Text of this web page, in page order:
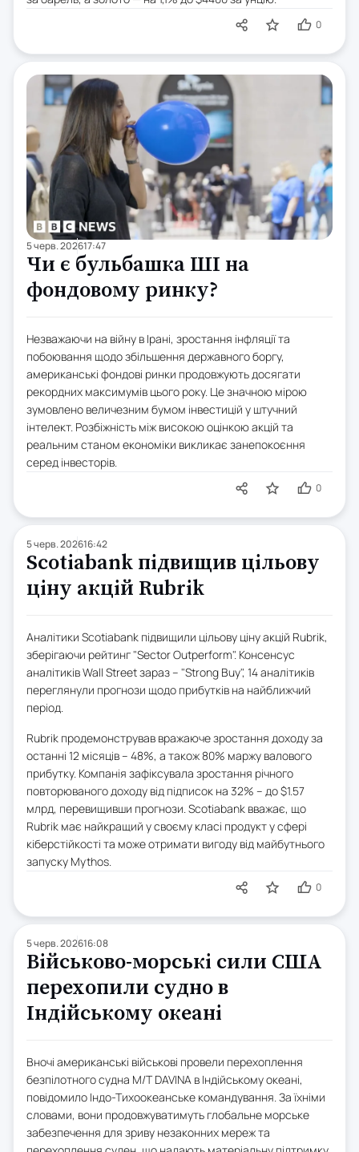
0
5 черв. 202617:47
Чи є бульбашка ШІ на
фондовому ринку?
Незважаючи на війну в Ірані, зростання інфляції та
побоювання щодо збільшення державного боргу,
американські фондові ринки продовжують досягати
рекордних максимумів цього року. Це значною мірою
зумовлено величезним бумом інвестицій у штучний
інтелект. Розбіжність між високою оцінкою акцій та
реальним станом економіки викликає занепокоєння
серед інвесторів.
0
5 черв. 202616:42
Scotiabank підвищив цільову
ціну акцій Rubrik
Аналітики Scotiabank підвищили цільову ціну акцій Rubrik,
зберігаючи рейтинг "Sector Outperform". Консенсус
аналітиків Wall Street зараз – "Strong Buy", 14 аналітиків
переглянули прогнози щодо прибутків на найближчий
період.
Rubrik продемонстрував вражаюче зростання доходу за
останні 12 місяців – 48%, а також 80% маржу валового
прибутку. Компанія зафіксувала зростання річного
повторюваного доходу від підписок на 32% – до $1.57
млрд, перевищивши прогнози. Scotiabank вважає, що
Rubrik має найкращий у своєму класі продукт у сфері
кіберстійкості та може отримати вигоду від майбутнього
запуску Mythos.
0
5 черв. 202616:08
Військово-морські сили США
перехопили судно в
Індійському океані
Вночі американські військові провели перехоплення
безпілотного судна M/T DAVINA в Індійському океані,
повідомило Індо-Тихоокеанське командування. За їхніми
словами, вони продовжуватимуть глобальне морське
забезпечення для зриву незаконних мереж та